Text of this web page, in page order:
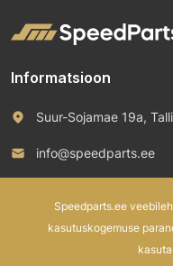
Informatsioon
Suur-Sojamae 19a,
info@speedparts.ee
Speedparts.ee
kasutuskogemuse